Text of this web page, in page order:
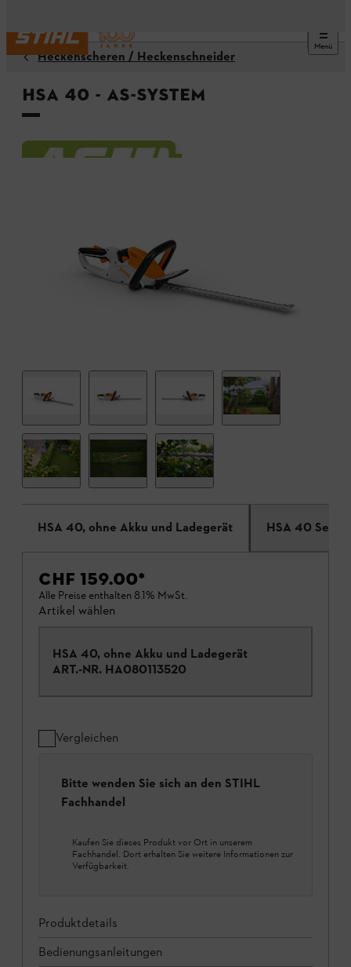
Menü
Heckenscheren / Heckenschneider
HSA 40 - AS-System
HSA 40, ohne Akku und Ladegerät HSA 40 Set
CHF 159.00*
Alle Preise enthalten 8.1% MwSt.
Artikel wählen
HSA 40, ohne Akku und Ladegerät
ART.-NR. HA080113520
Vergleichen
Bitte wenden Sie sich an den STIHL
Fachhandel
Kaufen Sie dieses Produkt vor Ort in unserem
Fachhandel. Dort erhalten Sie weitere Informationen zur
Verfügbarkeit.
Produktdetails
Bedienungsanleitungen